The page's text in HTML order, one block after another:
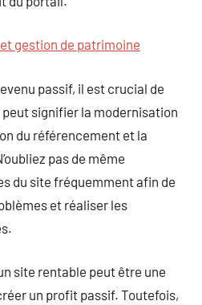
gestion de patrimoine
passif, il est crucial de
signifier la modernisation
du référencement et la
pas de même
du site fréquemment afin de
et réaliser les
site rentable peut être une
un profit passif. Toutefois,